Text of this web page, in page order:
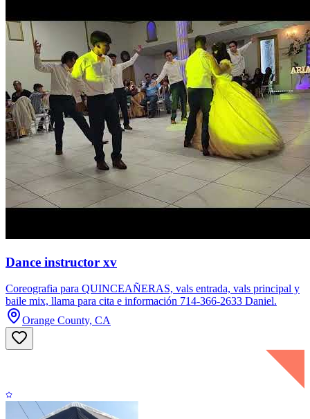
Dance instructor xv
Coreografia para QUINCEAÑERAS, vals entrada, vals principal y
baile mix, llama para cita e información 714-366-2633 Daniel.
Orange County, CA